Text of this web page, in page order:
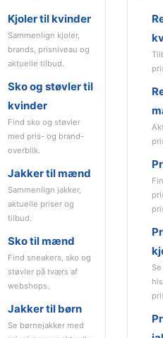
Kjoler til kvinder
Sammenlign kjoler,
brands, prisniveau og
aktuelle tilbud.
Sko og støvler til
kvinder
Find sko og støvler
med pris- og brand-
overblik.
Jakker til mænd
Sammenlign jakker,
aktuelle priser og
tilbud.
Sko til mænd
Find sneakers, sko og
støvler på tværs af
webshops.
Jakker til børn
Se børnejakker med